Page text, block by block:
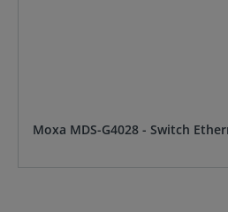
Moxa MDS-G4028 - Switch